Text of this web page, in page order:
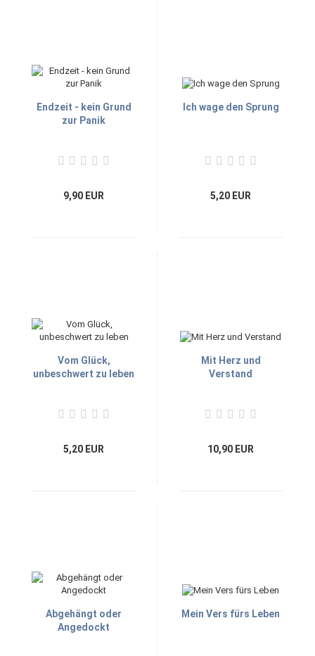
Endzeit - kein Grund
zur Panik
9,90 EUR
Ich wage den Sprung
5,20 EUR
Vom Glück,
unbeschwert zu leben
5,20 EUR
Mit Herz und
Verstand
10,90 EUR
Abgehängt oder
Angedockt
Mein Vers fürs Leben